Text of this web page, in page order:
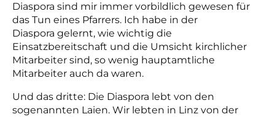
Diaspora sind mir immer vorbildlich gewesen für
das Tun eines Pfarrers. Ich habe in der
Diaspora gelernt, wie wichtig die
Einsatzbereitschaft und die Umsicht kirchlicher
Mitarbeiter sind, so wenig hauptamtliche
Mitarbeiter auch da waren.
Und das dritte: Die Diaspora lebt von den
sogenannten Laien. Wir lebten in Linz von der